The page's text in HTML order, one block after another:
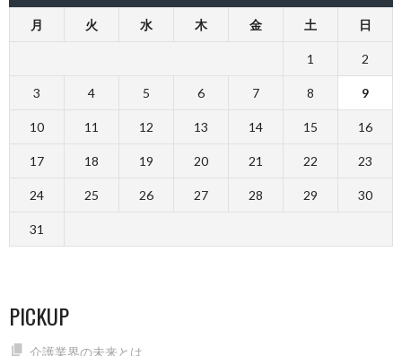
月 火 水 木 金 土 日
1 2
3 4 5 6 7 8 9
10 11 12 13 14 15 16
17 18 19 20 21 22 23
24 25 26 27 28 29 30
31
PICKUP
介護業界の未来とは